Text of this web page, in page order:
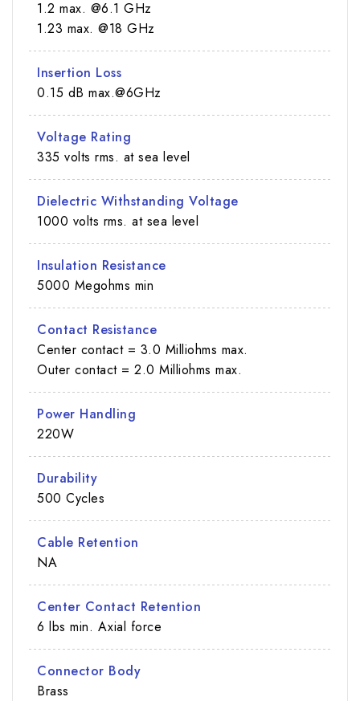
1.2 max. @6.1 GHz
1.23 max. @18 GHz
Insertion Loss
0.15 dB max.@6GHz
Voltage Rating
335 volts rms. at sea level
Dielectric Withstanding Voltage
1000 volts rms. at sea level
Insulation Resistance
5000 Megohms min
Contact Resistance
Center contact = 3.0 Milliohms max.
Outer contact = 2.0 Milliohms max.
Power Handling
220W
Durability
500 Cycles
Cable Retention
NA
Center Contact Retention
6 lbs min. Axial force
Connector Body
Brass